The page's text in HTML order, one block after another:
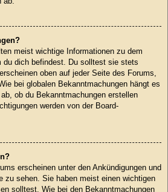
meist wichtige Informationen zu dem
du dich befindest. Du solltest sie stets
oben auf jeder Seite des Forums,
bei globalen Bekanntmachungen hängt es
ob du Bekanntmachungen erstellen
werden von der Board-
erscheinen unter den Ankündigungen und
zu sehen. Sie haben meist einen wichtigen
solltest. Wie bei den Bekanntmachungen